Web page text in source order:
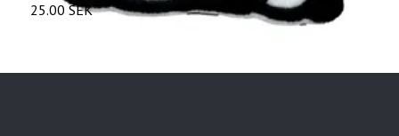
25.00 SEK